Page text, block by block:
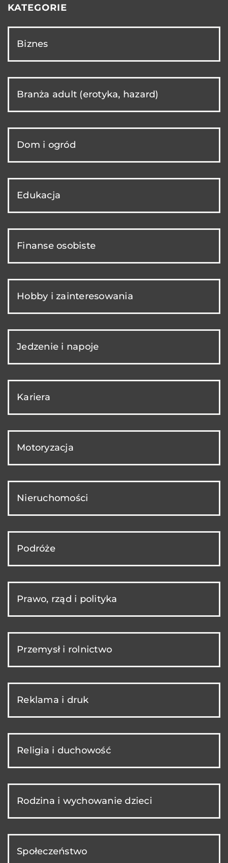
KATEGORIE
Biznes
Branża adult (erotyka, hazard)
Dom i ogród
Edukacja
Finanse osobiste
Hobby i zainteresowania
Jedzenie i napoje
Kariera
Motoryzacja
Nieruchomości
Podróże
Prawo, rząd i polityka
Przemysł i rolnictwo
Reklama i druk
Religia i duchowość
Rodzina i wychowanie dzieci
Społeczeństwo